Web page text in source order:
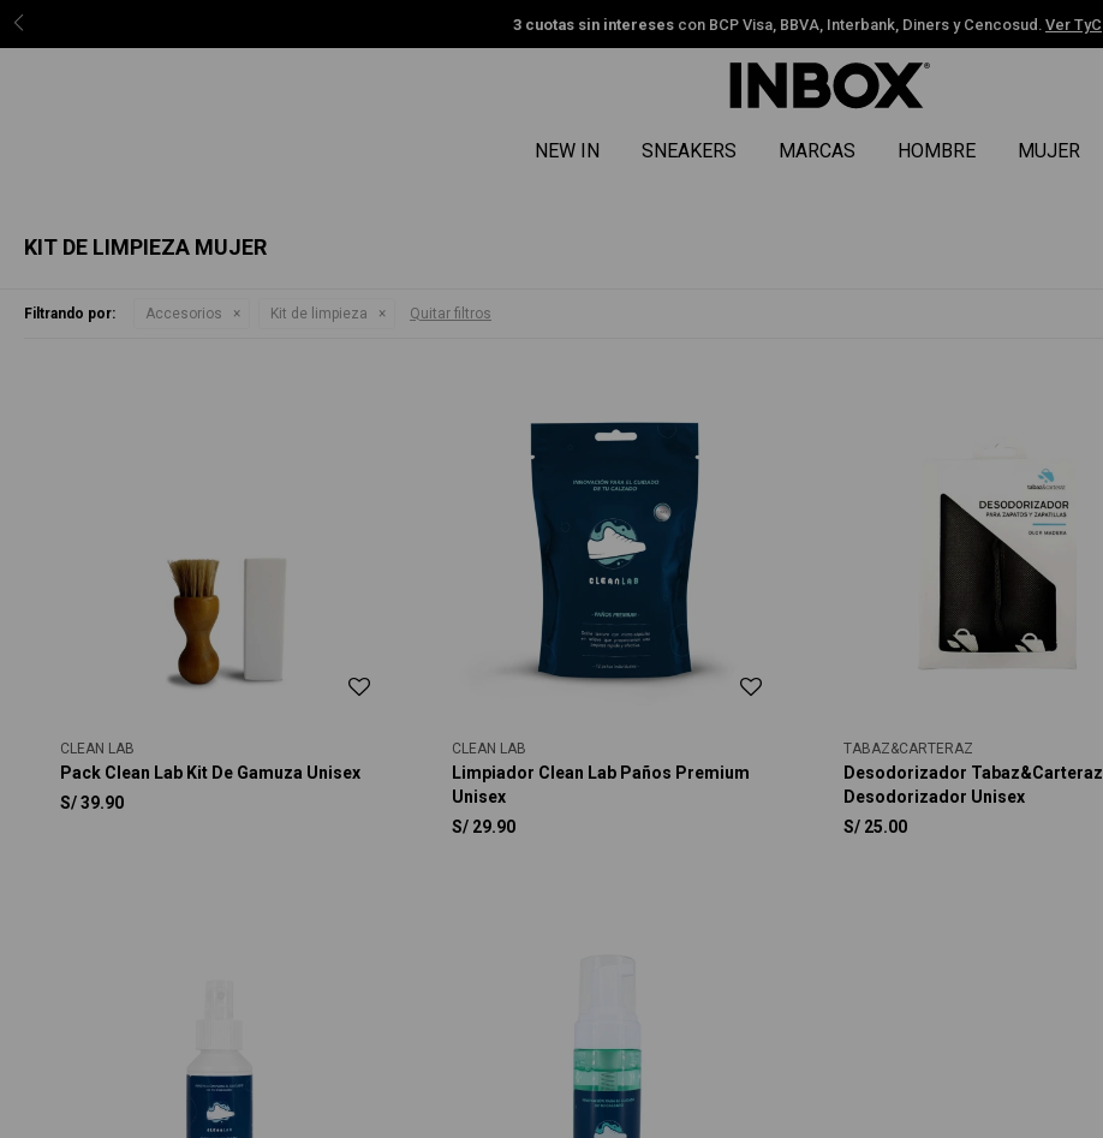
3 cuotas sin intereses con BCP Visa, BBVA, Interbank, Diners y Cencosud. Ver TyC
NEW IN SNEAKERS MARCAS HOMBRE MUJER
KIT DE LIMPIEZA MUJER
Filtrando por: Accesorios Kit de limpieza Quitar filtros
CLEAN LAB
Pack Clean Lab Kit De Gamuza Unisex
S/39.90
CLEAN LAB
Limpiador Clean Lab Paños Premium
Unisex
S/ 29.90
TABAZ&CARTERAZ
Desodorizador Tabaz&Carteraz
Desodorizador Unisex
S/ 25.00